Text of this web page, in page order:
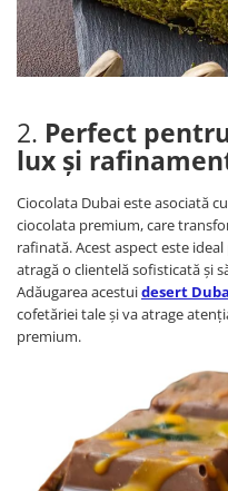
2. Perfect
lux și
Ciocolata Dubai este asociată
ciocolata premium, care
rafinată. Acest aspect este
atragă o clientelă sofisticată și
Adăugarea acestuidesert
cofetăriei tale și va atrage
premium.